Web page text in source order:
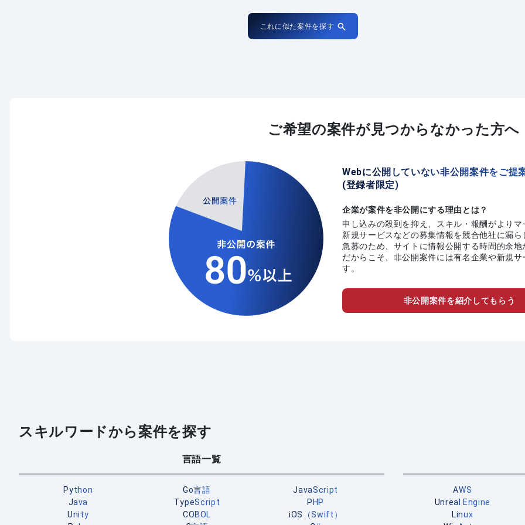
これに似た案件を探す
ご希望の案件が見つからなかった方へ
Webに公開していない非公開案件をご提
(登録者限定)
企業が案件を非公開にする理由とは？
申し込みの殺到を抑え、スキル・報酬がより
新規サービスなどの募集情報を競合他社に漏ら
急募のため、サイトに情報公開する時間的余地
だからこそ、非公開案件には有名企業や新規
す。
非公開案件を紹介してもらう
スキルワードから案件を探す
言語一覧
Python Go言語
JavaScript
Java
TypeScript
PHP
Unity
COBOL
iOS（Swift）
AWS
Unreal Engine
Linux